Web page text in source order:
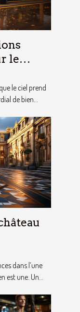
le
le ciel prend
de bien...
dans l’une
est une. Un...